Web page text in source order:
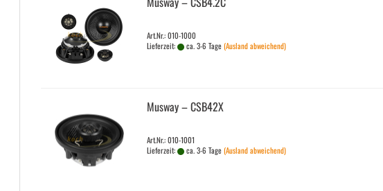
Art.Nr.: 010-1000
Lieferzeit:
ca. 3-6 Tage(Ausland abweichend)
Mus­way – CSB42X
Art.Nr.: 010-1001
Lieferzeit:
ca. 3-6 Tage(Ausland abweichend)